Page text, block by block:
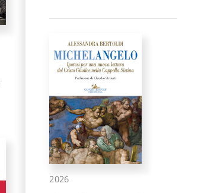
2026